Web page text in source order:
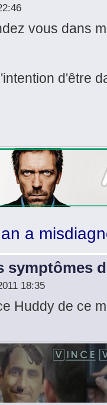
vous dans
d'être
a
symptômes
18:35
Huddy de ce